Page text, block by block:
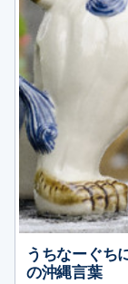
うちなーぐち
の沖縄言葉